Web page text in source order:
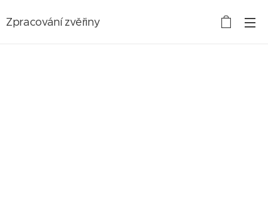
Zpracování zvěřiny